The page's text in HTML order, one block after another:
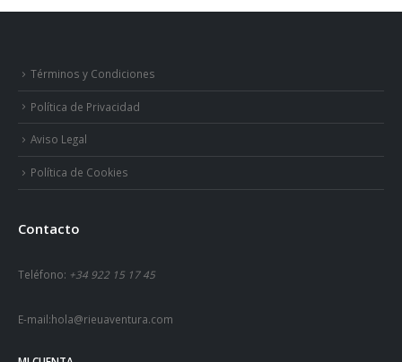
Términos y Condiciones
Política de Privacidad
Aviso Legal
Política de Cookies
Contacto
Teléfono: +34 922 15 17 45
E-mail:hola@rieuaventura.com